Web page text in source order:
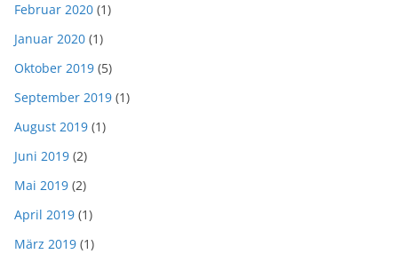
Februar 2020 (1)
Januar 2020 (1)
Oktober 2019 (5)
September 2019 (1)
August 2019 (1)
Juni 2019 (2)
Mai 2019 (2)
April 2019 (1)
März 2019 (1)